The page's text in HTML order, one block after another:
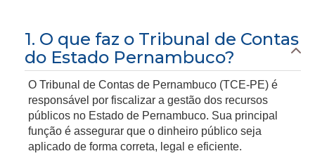
1. O que faz o Tribunal de Contas
do Estado Pernambuco?
O Tribunal de Contas de Pernambuco (TCE-PE) é
responsável por fiscalizar a gestão dos recursos
públicos no Estado de Pernambuco. Sua principal
função é assegurar que o dinheiro público seja
aplicado de forma correta, legal e eficiente.